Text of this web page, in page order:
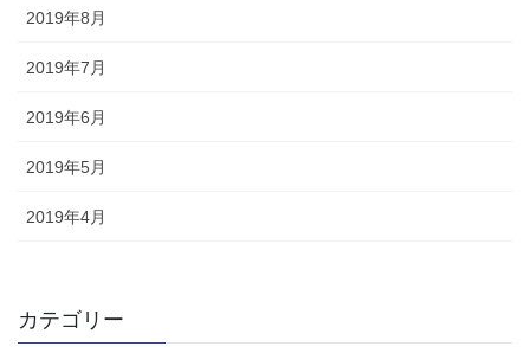
2019年8月
2019年7月
2019年6月
2019年5月
2019年4月
カテゴリー